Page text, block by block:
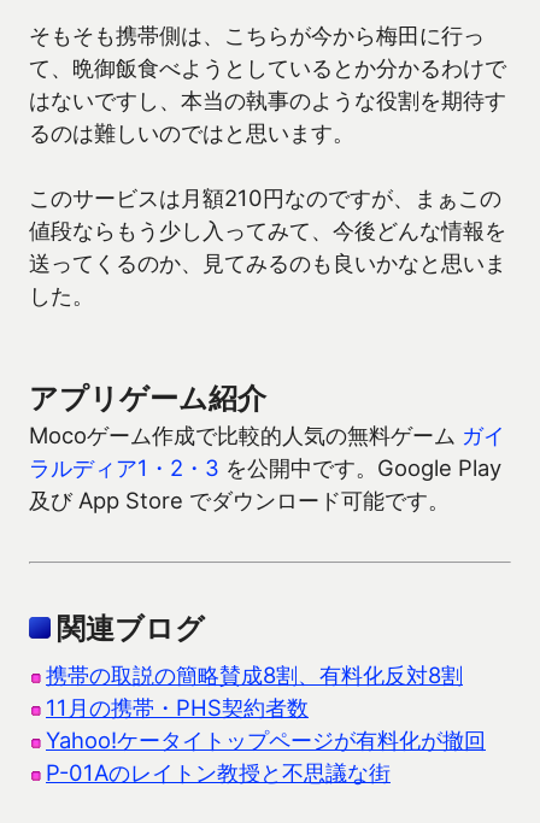
そもそも携帯側は、こちらが今から梅田に行っ
て、晩御飯食べようとしているとか分かるわけで
はないですし、本当の執事のような役割を期待す
るのは難しいのではと思います。
このサービスは月額210円なのですが、まぁこの
値段ならもう少し入ってみて、今後どんな情報を
送ってくるのか、見てみるのも良いかなと思いま
した。
アプリゲーム紹介
Mocoゲーム作成で比較的人気の無料ゲーム ガイ
ラルディア1・2・3 を公開中です。Google Play
及び App Store でダウンロード可能です。
関連ブログ
携帯の取説の簡略賛成8割、有料化反対8割
11月の携帯・PHS契約者数
Yahoo!ケータイトップページが有料化が撤回
P-01Aのレイトン教授と不思議な街